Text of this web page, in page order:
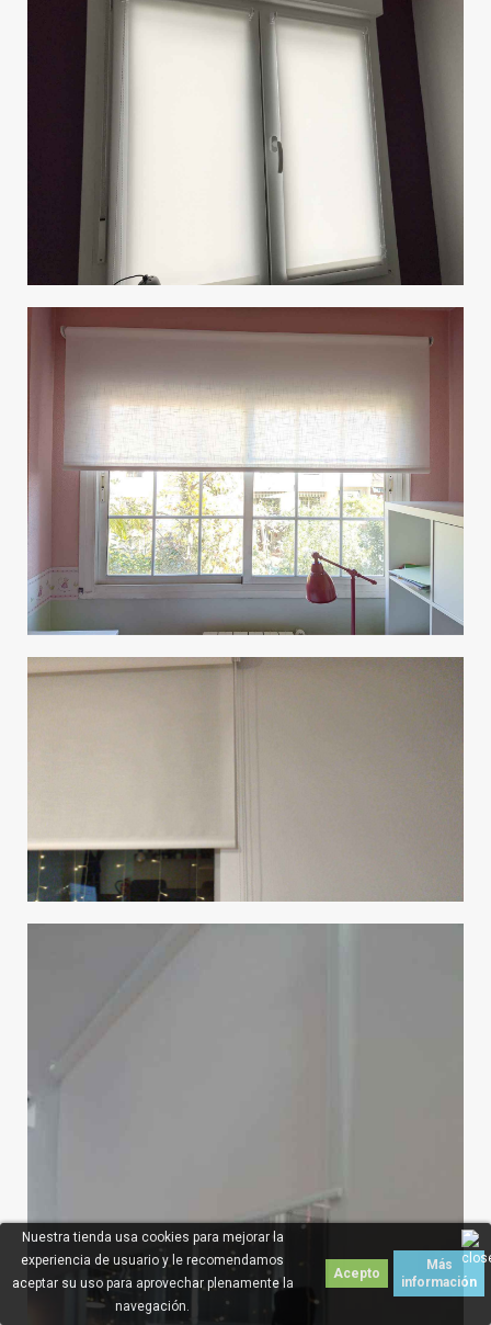
Nuestra tienda usa cookies para mejorar la
experiencia de usuario y le recomendamos
aceptar su uso para aprovechar plenamente la
navegación.
Acepto
Más
información